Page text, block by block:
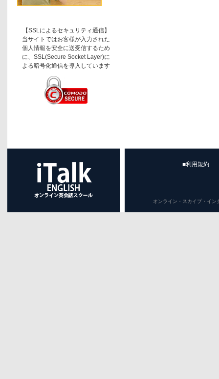
【SSLによるセキュリティ通信】
当サイトではお客様が入力された
個人情報を安全に送受信するため
に、SSL(Secure Socket Layer)に
よる暗号化通信を導入しています
■利用規約
オンライン・スカイプ・イ